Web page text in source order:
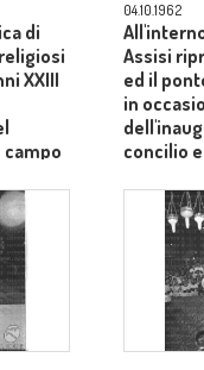
di
XXIII
04.10.1962
Assisi
ed il
in
concilio